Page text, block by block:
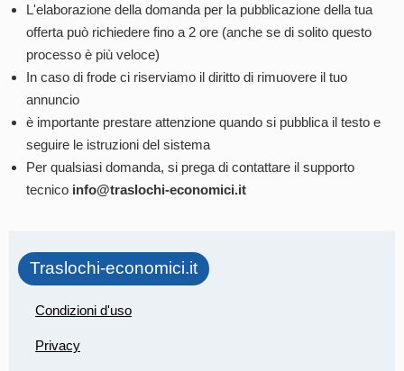
L'elaborazione della domanda per la pubblicazione della tua
offerta può richiedere fino a 2 ore (anche se di solito questo
processo è più veloce)
In caso di frode ci riserviamo il diritto di rimuovere il tuo
annuncio
è importante prestare attenzione quando si pubblica il testo e
seguire le istruzioni del sistema
Per qualsiasi domanda, si prega di contattare il supporto
tecnico info@traslochi-economici.it
Traslochi-economici.it
Condizioni d'uso
Privacy